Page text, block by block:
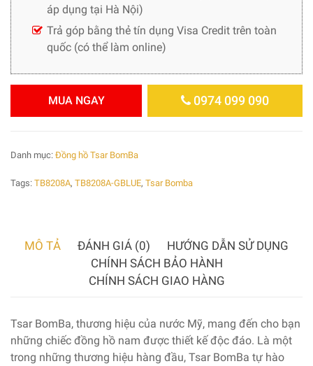
áp dụng tại Hà Nội)
Trả góp bằng thẻ tín dụng Visa Credit trên toàn
quốc (có thể làm online)
MUA NGAY 0974 099 090
Danh mục: Đồng hồ Tsar BomBa
Tags: TB8208A, TB8208A-GBLUE, Tsar Bomba
MÔ TẢ ĐÁNH GIÁ (0)
HƯỚNG DẪN SỬ DỤNG
CHÍNH SÁCH BẢO HÀNH
CHÍNH SÁCH GIAO HÀNG
Tsar BomBa, thương hiệu của nước Mỹ, mang đến cho bạn
những chiếc đồng hồ nam được thiết kế độc đáo. Là một
trong những thương hiệu hàng đầu, Tsar BomBa tự hào